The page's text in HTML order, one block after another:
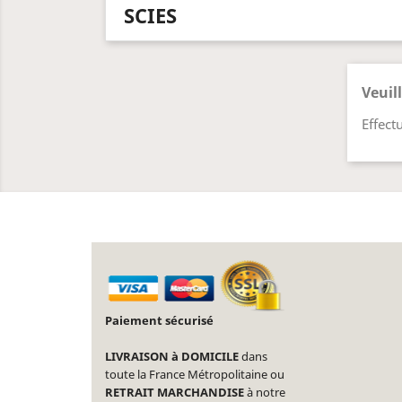
SCIES
Paiement sécurisé
LIVRAISON à DOMICILEdans
toute la France Métropolitaine ou
RETRAIT MARCHANDISEà notre